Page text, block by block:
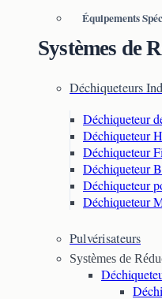
Équipements
Systèmes de
Déchiqueteurs
Déchiqueteur
Déchiqueteur
Déchiqueteur
Déchiqueteur
Déchiqueteur
Déchiqueteur
Pulvérisateurs
Systèmes de